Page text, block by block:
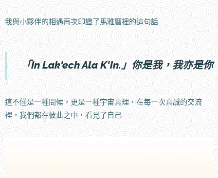
我與小夥伴的相遇再次印證了馬雅曆裡的這句話
「In Lak'ech Ala K'in.」你是我，我亦是你
這不僅是一種問候，更是一種宇宙真理，在每一次真誠的交流
裡，我們都在彼此之中，看見了自己